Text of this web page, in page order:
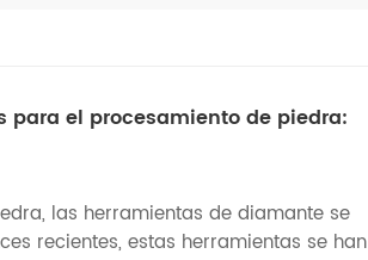
el procesamiento de piedra:
las herramientas de diamante se
recientes, estas herramientas se han